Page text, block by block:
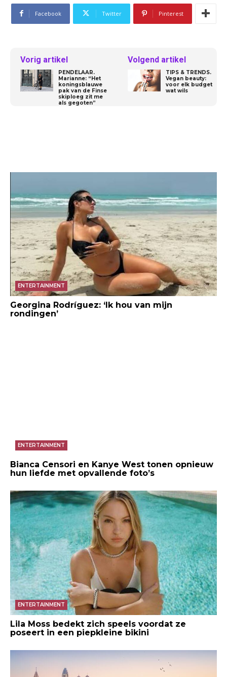
Facebook Twitter Pinterest
Vorig artikel
PENDELAAR.
Marianne: “Het
koningsblauwe
pak van de Finse
ski­ploeg zit me
als gegoten”
Volgend artikel
TIPS & TRENDS.
Vegan beauty:
voor elk budget
wat wils
ENTERTAINMENT
Georgina Rodríguez: ‘Ik hou van mijn
rondingen’
ENTERTAINMENT
Bianca Censori en Kanye West tonen opnieuw
hun liefde met opvallende foto’s
ENTERTAINMENT
Lila Moss bedekt zich speels voordat ze
poseert in een piepkleine bikini